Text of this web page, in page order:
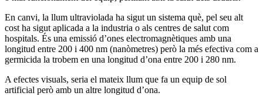
En canvi, la llum ultraviolada ha sigut un sistema què, pel seu alt
cost ha sigut aplicada a la industria o als centres de salut com
hospitals. És una emissió d’ones electromagnètiques amb una
longitud entre 200 i 400 nm (nanòmetres) però la més efectiva com a
germicida la trobem en una longitud d’ona entre 200 i 280 nm.
A efectes visuals, seria el mateix llum que fa un equip de sol
artificial però amb un altre longitud d’ona.